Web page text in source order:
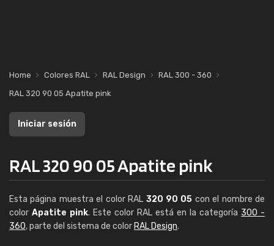
Home Colores RAL RAL Design
RAL 300 - 360
RAL 320 90 05 Apatite pink
Iniciar sesión
RAL 320 90 05 Apatite pink
Esta página muestra el color RAL 320 90 05 con el nombre de
color Apatite pink. Este color RAL está en la categoría 300 -
360, parte del sistema de color RAL Design.